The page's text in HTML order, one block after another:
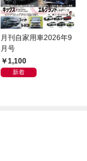
月刊自家用車2026年9
月号
1,100
新着